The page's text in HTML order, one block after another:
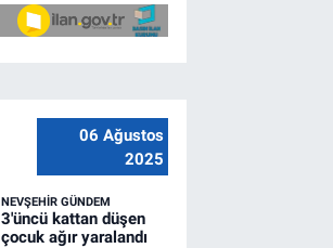
06 Ağustos
2025
NEVŞEHIR GÜNDEM
3'üncü kattan düşen
çocuk ağır yaralandı